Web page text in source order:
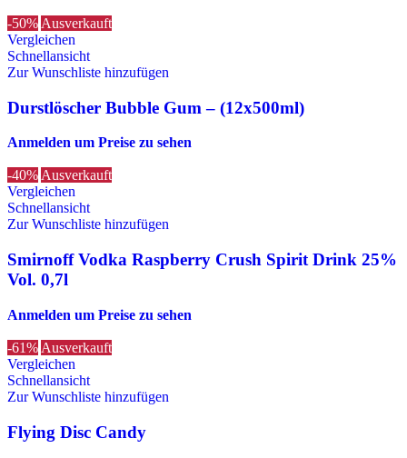
-50% Ausverkauft
Vergleichen
Schnellansicht
Zur Wunschliste hinzufügen
Durstlöscher Bubble Gum – (12x500ml)
Anmelden um Preise zu sehen
-40%Ausverkauft
Vergleichen
Schnellansicht
Zur Wunschliste hinzufügen
Smirnoff Vodka Raspberry Crush Spirit Drink 25%
Vol. 0,7l
Anmelden um Preise zu sehen
-61% Ausverkauft
Vergleichen
Schnellansicht
Zur Wunschliste hinzufügen
Flying Disc Candy